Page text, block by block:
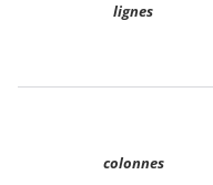
lignes
colonnes